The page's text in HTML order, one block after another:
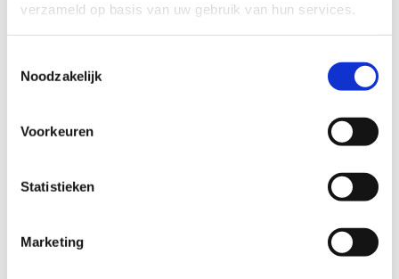
verzameld op basis van uw gebruik van hun services.
Noodzakelijk
Voorkeuren
Statistieken
Marketing
Tijdens je tocht maak je kennis met de schitterende
Laureins. Op de twee langste lussen geniet je zelfs van het
uitgestrekte landschap in Zeeuws-Vlaanderen.
Meer dan honderd kilometer aan ruiter- en menplezier
Startplaatsen